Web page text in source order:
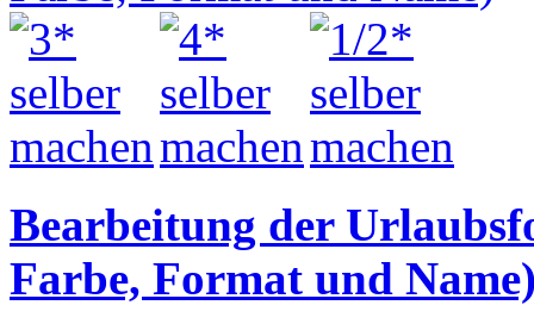
Bearbeitung der
Farbe, Format und